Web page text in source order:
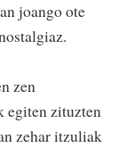
joango ote
zen
egiten zituzten
zehar itzuliak